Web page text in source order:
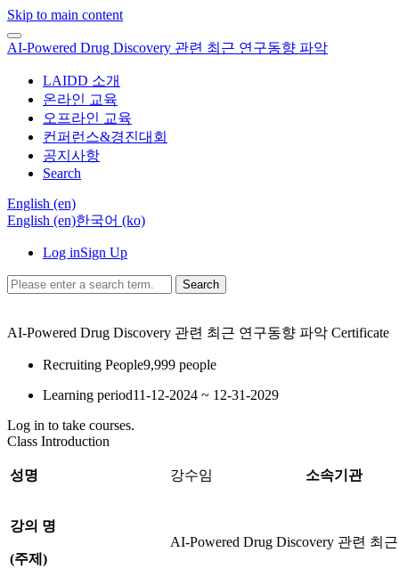
Skip to main content
AI-Powered Drug Discovery 관련 최근 연구동향 파악
LAIDD 소개
온라인 교육
오프라인 교육
컨퍼런스&경진대회
공지사항
Search
English ‎(en)‎
English ‎(en)‎한국어 ‎(ko)‎
Log inSign Up
Search
AI-Powered Drug Discovery 관련 최근 연구동향 파악 Certificate
Recruiting People9,999 people
Learning period11-12-2024 ~ 12-31-2029
Log in to take courses.
Class Introduction
성명 강수임 소속기관
강의 명
(주제 )
AI-Powered Drug Discovery 관련 최